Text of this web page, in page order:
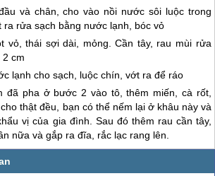
và chân, cho vào nồi nước sôi luộc trong
ra rửa sạch bằng nước lạnh, bóc vỏ
vỏ, thái sợi dài, mỏng. Cần tây, rau mùi rửa
2 cm
lạnh cho sạch, luộc chín, vớt ra để ráo
đã pha ở bước 2 vào tô, thêm miến, cà rốt,
thật đều, bạn có thể nếm lại ở khâu này và
vị của gia đình. Sau đó thêm rau cần tây,
nữa và gắp ra đĩa, rắc lạc rang lên.